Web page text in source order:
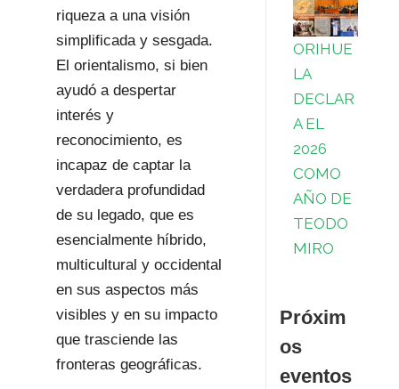
riqueza a una visión
simplificada y sesgada.
El orientalismo, si bien
ayudó a despertar
interés y
reconocimiento, es
incapaz de captar la
verdadera profundidad
de su legado, que es
esencialmente híbrido,
multicultural y occidental
en sus aspectos más
visibles y en su impacto
que trasciende las
fronteras geográficas.
ORIHUE
LA
DECLAR
A EL
2026
COMO
AÑO DE
TEODO
MIRO
Próxim
os
eventos